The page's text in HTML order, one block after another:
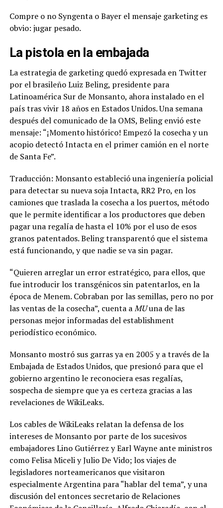
Compre o no Syngenta o Bayer el mensaje garketing es
obvio: jugar pesado.
La pistola en la embajada
La estrategia de garketing quedó expresada en Twitter
por el brasileño Luiz Beling, presidente para
Latinoamérica Sur de Monsanto, ahora instalado en el
país tras vivir 18 años en Estados Unidos. Una semana
después del comunicado de la OMS, Beling envió este
mensaje: “¡Momento histórico! Empezó la cosecha y un
acopio detectó Intacta en el primer camión en el norte
de Santa Fe”.
Traducción: Monsanto estableció una ingeniería policial
para detectar su nueva soja Intacta, RR2 Pro, en los
camiones que traslada la cosecha a los puertos, método
que le permite identificar a los productores que deben
pagar una regalía de hasta el 10% por el uso de esos
granos patentados. Beling transparentó que el sistema
está funcionando, y que nadie se va sin pagar.
“Quieren arreglar un error estratégico, para ellos, que
fue introducir los transgénicos sin patentarlos, en la
época de Menem. Cobraban por las semillas, pero no por
las ventas de la cosecha”, cuenta aMUuna de las
personas mejor informadas del establishment
periodístico económico.
Monsanto mostró sus garras ya en 2005 y a través de la
Embajada de Estados Unidos, que presionó para que el
gobierno argentino le reconociera esas regalías,
sospecha de siempre que ya es certeza gracias a las
revelaciones de WikiLeaks.
Los cables de WikiLeaks relatan la defensa de los
intereses de Monsanto por parte de los sucesivos
embajadores Lino Gutiérrez y Earl Wayne ante ministros
como Felisa Miceli y Julio De Vido; los viajes de
legisladores norteamericanos que visitaron
especialmente Argentina para “hablar del tema”, y una
discusión del entonces secretario de Relaciones